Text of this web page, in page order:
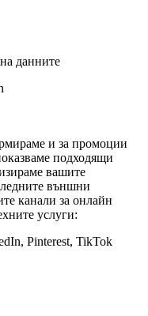
данните
и за промоции
подходящи
вашите
външни
канали за онлайн
услуги:
Pinterest, TikTok